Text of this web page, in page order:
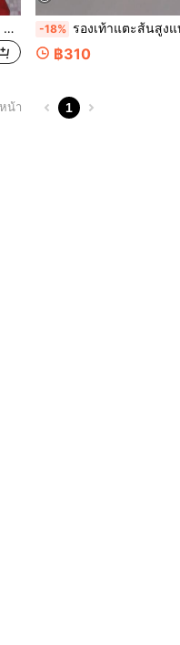
รองเท้าส้นสูงหัวแหลมแบบสวมสีนู้ด, รองเท้าส้นเข็มประดับหัวเข็มขัดสี่เหลี่ยมเพชร, เหมาะสำหรับงานแต่งงาน, ทำงาน, เดินทาง, ออกเดท, ปาร์ตี้ -18% รองเท้าแตะส้นสูงแบบสวมแฟชั่นสำหรับผู้หญิง, รองเท้าแตะส้นเข็มสำหรับวันหยุดพักผ่อนแบบลำลอง, ร
฿310
น้า 1